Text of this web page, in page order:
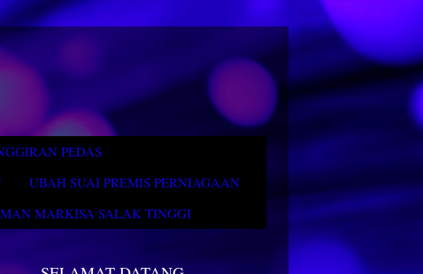
PEDAS
UBAH SUAI PREMIS PERNIAGAAN
MARKISA SALAK TINGGI